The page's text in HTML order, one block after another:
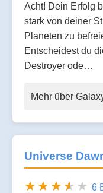
Acht! Dein Erfolg
stark von deiner
Planeten zu
Entscheidest du
Destroyer ode…
Mehr über
Universe
6